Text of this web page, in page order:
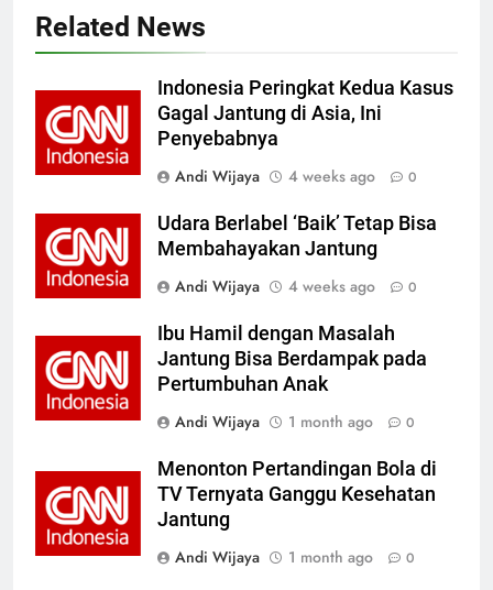
Related News
Indonesia Peringkat Kedua Kasus
Gagal Jantung di Asia, Ini
Penyebabnya
Andi Wijaya
4 weeks ago 0
Udara Berlabel ‘Baik’ Tetap Bisa
Membahayakan Jantung
Andi Wijaya
4 weeks ago 0
Ibu Hamil dengan Masalah
Jantung Bisa Berdampak pada
Pertumbuhan Anak
Andi Wijaya
1 month ago 0
Menonton Pertandingan Bola di
TV Ternyata Ganggu Kesehatan
Jantung
Andi Wijaya
1 month ago 0